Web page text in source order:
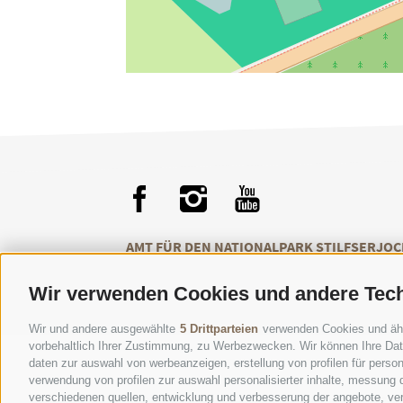
Wir verwenden Cookies und andere
Wir und andere ausgewählte 5 Drittparteien verwenden Cookies und
vorbehaltlich Ihrer Zustimmung, zu Werbezwecken. Wir können Ihre
daten zur auswahl von werbeanzeigen, erstellung von profilen für
verwendung von profilen zur auswahl personalisierter inhalte,
verschiedenen quellen, entwicklung und verbesserung der angebote,
AMT FÜR DEN NATIONALPARK